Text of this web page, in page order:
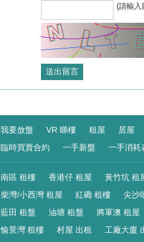
(請輸入
我要放盤 VR 睇樓 租屋 居屋
臨時買賣合約
一手新盤 一手消耗
南區 租樓 香港仔 租屋 黃竹坑 租
柴灣/小西灣 租屋
紅磡 租樓 尖沙
藍田 租盤
油塘 租盤 將軍澳 租屋
愉景灣 租樓
村屋 出租 工廠大廈